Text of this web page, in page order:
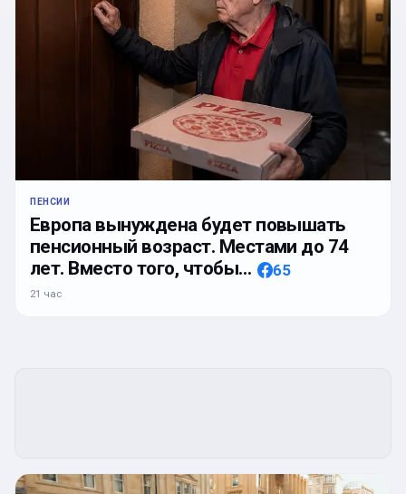
ПЕНСИИ
Европа вынуждена будет повышать
пенсионный возраст. Местами до 74
лет. Вместо того, чтобы…
65
21 час